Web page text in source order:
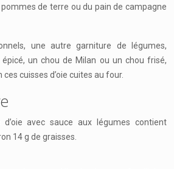
de terre ou du pain de campagne
une autre garniture de légumes,
un chou de Milan ou un chou frisé,
cuisses d’oie cuites au four.
avec sauce aux légumes contient
14 g de graisses.